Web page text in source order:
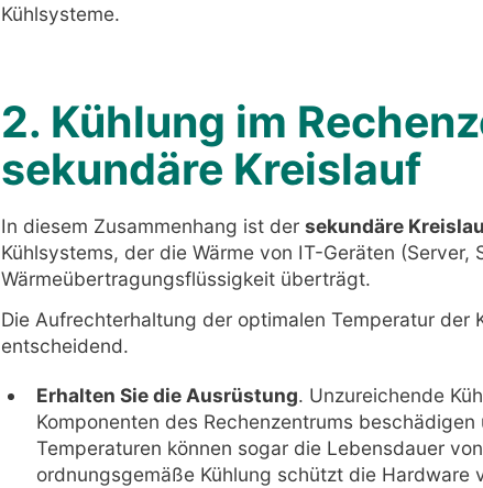
Kühlsysteme.
2. Kühlung im
sekundäre Kreislauf
In diesem Zusammenhang ist der sekundäre
Kühlsystems, der die Wärme von IT-Geräten (Server,
Wärmeübertragungsflüssigkeit überträgt.
Die Aufrechterhaltung der optimalen Temperatur der
entscheidend.
Erhalten Sie die Ausrüstung. Unzureichende
Komponenten des Rechenzentrums
Temperaturen können sogar die Lebensdauer
ordnungsgemäße Kühlung schützt die